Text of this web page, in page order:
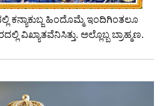
ಕನ್ಯಾಕುಬ್ಜ ಹಿಂದೊಮ್ಮೆ ಇಂದಿಗಿಂತಲೂ
ವಿಖ್ಯಾತವೆನಿಸಿತ್ತು. ಅಲ್ಲೊಬ್ಬ ಬ್ರಾಹ್ಮಣ.